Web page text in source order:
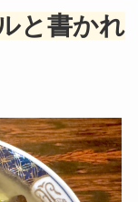
と書かれ